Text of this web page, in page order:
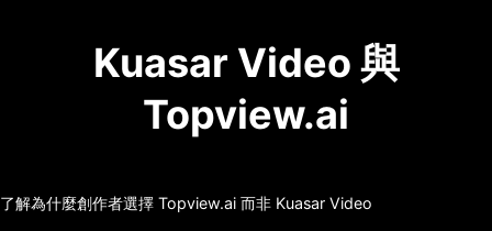
Kuasar Video 與
Topview.ai
了解為什麼創作者選擇 Topview.ai 而非 Kuasar Video